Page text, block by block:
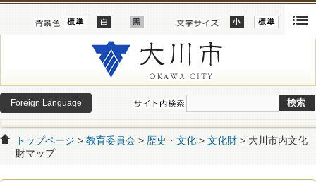
Foreign Language
トップページ > 教育委員会> 歴史・文化> 文化財> 大川市内文化
財マップ